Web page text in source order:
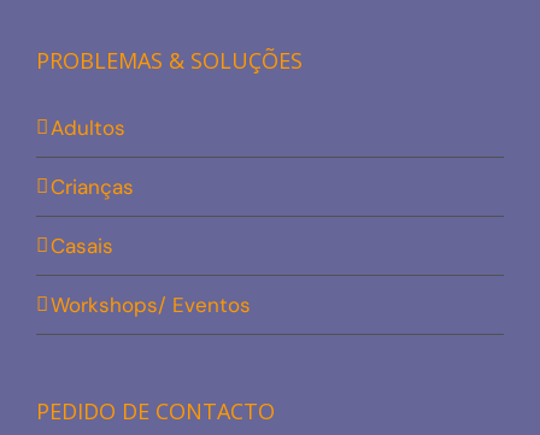
PROBLEMAS & SOLUÇÕES
Adultos
Crianças
Casais
Workshops/ Eventos
PEDIDO DE CONTACTO